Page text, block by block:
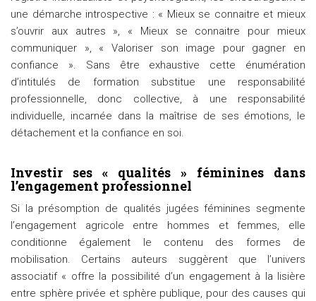
une démarche introspective : « Mieux se connaitre et mieux
s’ouvrir aux autres », « Mieux se connaitre pour mieux
communiquer », « Valoriser son image pour gagner en
confiance ». Sans être exhaustive cette énumération
d’intitulés de formation substitue une responsabilité
professionnelle, donc collective, à une responsabilité
individuelle, incarnée dans la maîtrise de ses émotions, le
détachement et la confiance en soi.
Investir ses « qualités » féminines dans
l’engagement professionnel
Si la présomption de qualités jugées féminines segmente
l’engagement agricole entre hommes et femmes, elle
conditionne également le contenu des formes de
mobilisation. Certains auteurs suggèrent que l’univers
associatif « offre la possibilité d’un engagement à la lisière
entre sphère privée et sphère publique, pour des causes qui